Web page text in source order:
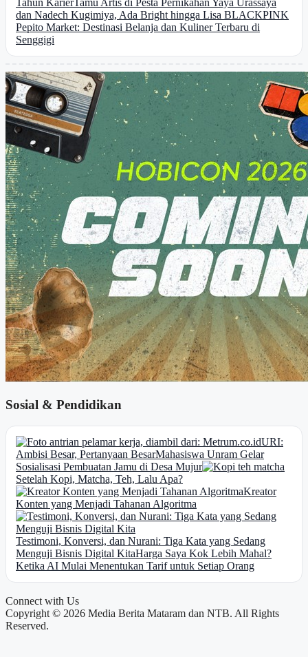
Tahun KarierTamu Artis di Pesta Pernikahan Yaya Urassaya
dan Nadech Kugimiya, Ada Bright hingga Lisa BLACKPINK
Pepito Market: Destinasi Belanja dan Kuliner Terbaru di
Senggigi
Sosial & Pendidikan
URI:
Ambisi Besar, Pertanyaan BesarMahasiswa Unram Gelar
Sosialisasi Pembuatan Jamu di Desa Mujur
Setelah Kopi, Matcha, Teh, Lalu Apa?
Kreator
Konten yang Menjadi Tahanan Algoritma
Testimoni, Konversi, dan Nurani: Tiga Kata yang Sedang
Menguji Bisnis Digital KitaHarga Saya Kok Lebih Mahal?
Ketika AI Mulai Menentukan Tarif untuk Setiap Orang
Connect with Us
Copyright © 2026 Media Berita Mataram dan NTB. All Rights
Reserved.